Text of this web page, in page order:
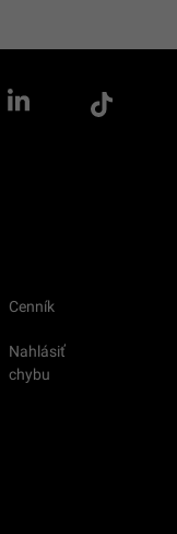
Cenník
Nahlásiť
chybu